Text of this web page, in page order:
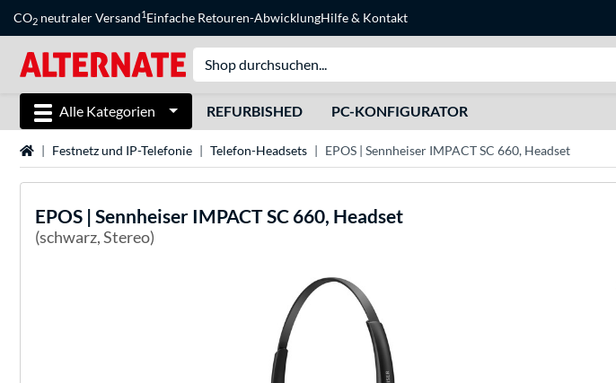
CO2 neutraler Versand1Einfache Retouren-AbwicklungHilfe& Kontakt
Alle Kategorien REFURBISHED PC-KONFIGURATOR
StartseiteFestnetz und IP-Telefonie Telefon-Headsets EPOS | Sennheiser IMPACT SC 660, Headset
EPOS | Sennheiser IMPACT SC 660, Headset
(schwarz, Stereo)